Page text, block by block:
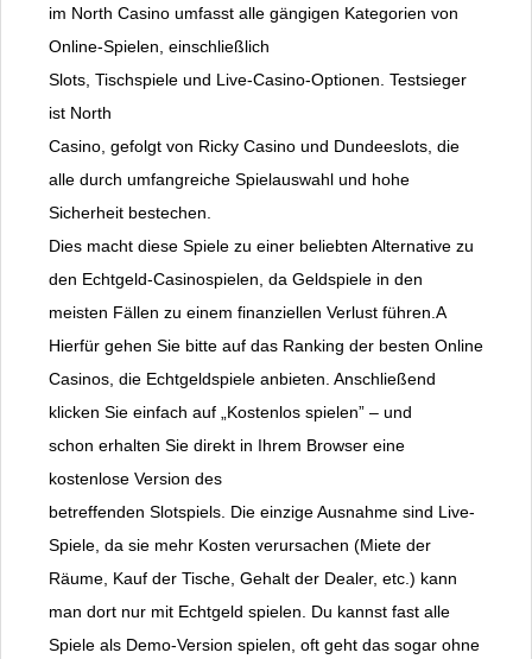
im North Casino umfasst alle gängigen Kategorien von
Online-Spielen, einschließlich
Slots, Tischspiele und Live-Casino-Optionen. Testsieger
ist North
Casino, gefolgt von Ricky Casino und Dundeeslots, die
alle durch umfangreiche Spielauswahl und hohe
Sicherheit bestechen.
Dies macht diese Spiele zu einer beliebten Alternative zu
den Echtgeld-Casinospielen, da Geldspiele in den
meisten Fällen zu einem finanziellen Verlust führen.A
Hierfür gehen Sie bitte auf das Ranking der besten Online
Casinos, die Echtgeldspiele anbieten. Anschließend
klicken Sie einfach auf „Kostenlos spielen” – und
schon erhalten Sie direkt in Ihrem Browser eine
kostenlose Version des
betreffenden Slotspiels. Die einzige Ausnahme sind Live-
Spiele, da sie mehr Kosten verursachen (Miete der
Räume, Kauf der Tische, Gehalt der Dealer, etc.) kann
man dort nur mit Echtgeld spielen. Du kannst fast alle
Spiele als Demo-Version spielen, oft geht das sogar ohne